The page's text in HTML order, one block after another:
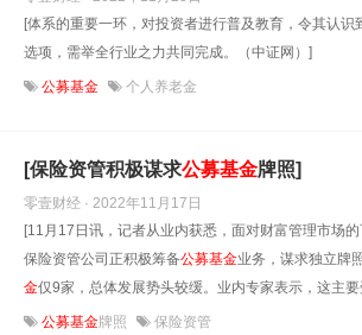
[体系的重要一环，对投资者进行普及教育，令其认识
选项，需举全行业之力共同完成。（中证网）]
公募基金 个人养老金
[保险资管积极谋求公募基金牌照]
零壹财经 · 2022年11月17日
[11月17日讯，记者从业内获悉，面对财富管理市场的
保险资管公司正积极筹备公募基金业务，谋求独立牌
金仅9家，总体发展势头较缓。业内专家表示，这主
公募基金牌照 保险资管